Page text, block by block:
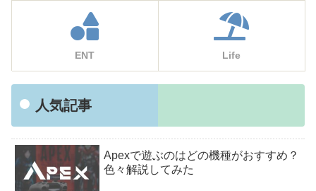
ENT Life
人気記事
Apexで遊ぶのはどの機種がおすすめ？
色々解説してみた